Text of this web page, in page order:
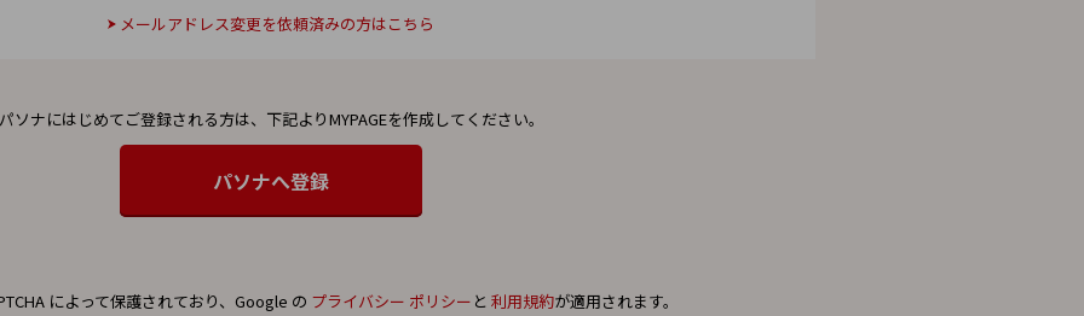
メールアドレス変更を依頼済みの方はこちら
パソナにはじめてご登録される方は、 下記よりMYPAGEを作成してください。
によって保護されており、Google の プライバシー ポリシー と 利用規約が適用されます。